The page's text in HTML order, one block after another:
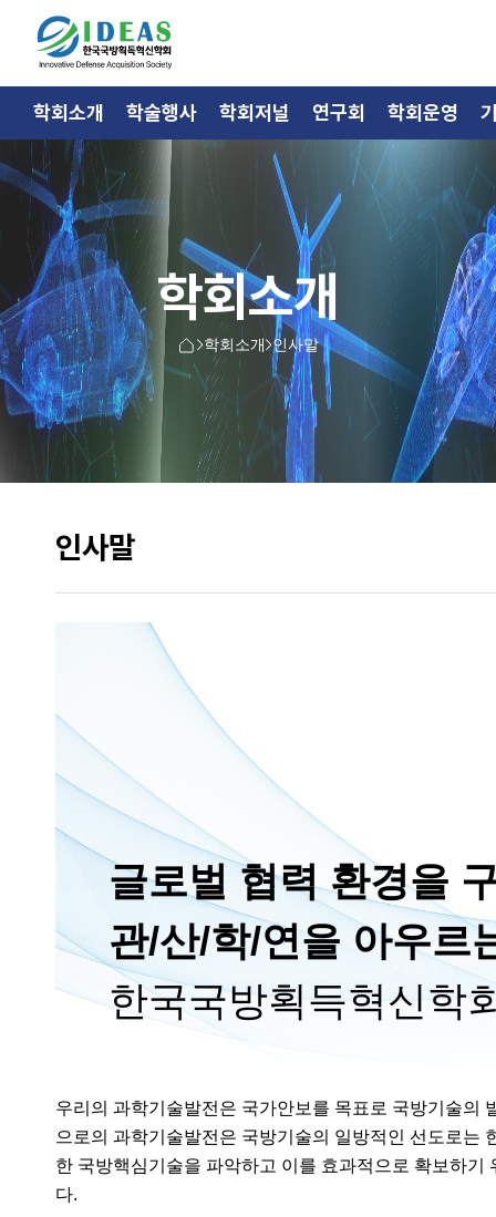
학회소개
학회소개 인사말
글로벌 협력 환경을
관/산/학/연을 아우르
한국국방획득혁신학
인사말
우리의 과학기술발전은 국가안보를 목표로 국방기술의
으로의 과학기술발전은 국방기술의 일방적인 선도로는
한 국방핵심기술을 파악하고 이를 효과적으로 확보하
다.
학회소개 학술행사 학회저널 연구회 학회운영